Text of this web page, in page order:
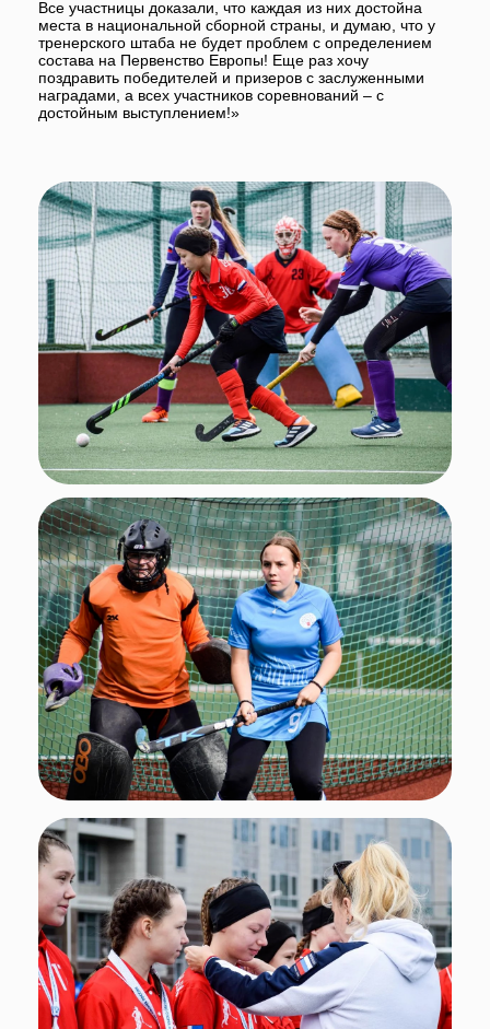
Итоги
Итоговая таблица выглядит следующим
образом:
🥇 - сборная Пермского края;
🥈 - «Орленок» (г. Пермь);
🥉 - сборная Краснодарского края;
4 место - сборная Санкт-Петербурга;
5 место - «Юность Алтая» (г. Барнаул);
6 место - «Олимп Уфимский район»
(Республика Башкортостан);
7 место - сборная Ростовской области;
8 место - сборная Ленинградской области.
Первенство России проводилось при
поддержке Минспорта России.
Подписывайтесь
на нас в социальных сетях!